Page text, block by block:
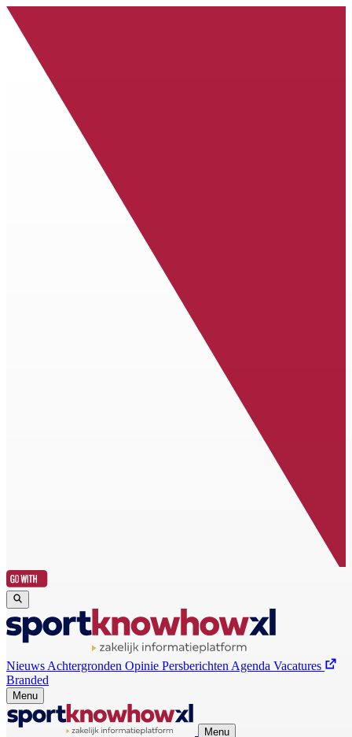
Nieuws Achtergronden Opinie Persberichten Agenda Vacatures
Branded
Menu
Menu